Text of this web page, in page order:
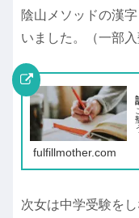
陰山メソッドの漢
いました。（一部
fulfillmother.com
次女は中学受験を